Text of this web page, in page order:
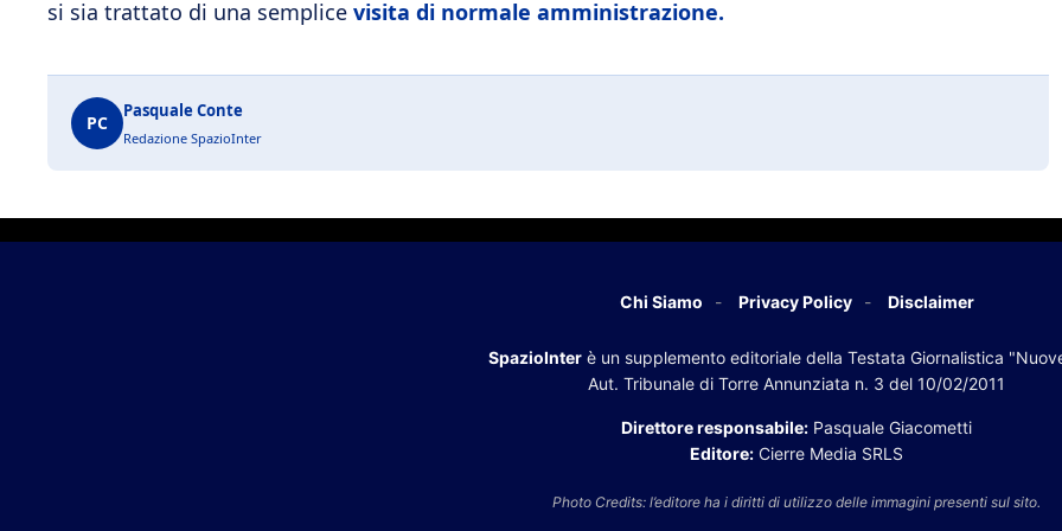
si sia trattato di una semplice visita di normale amministrazione.
PC
Pasquale Conte
Redazione SpazioInter
Chi Siamo Privacy Policy Disclaimer
SpazioInterè un supplemento editoriale della Testata Giornalistica
Aut. Tribunale di Torre Annunziata n. 3 del 10/02/2011
Direttore responsabile: Pasquale Giacometti
Editore: Cierre Media SRLS
Photo Credits: l’editore ha i diritti di utilizzo delle immagini presenti sul sito.